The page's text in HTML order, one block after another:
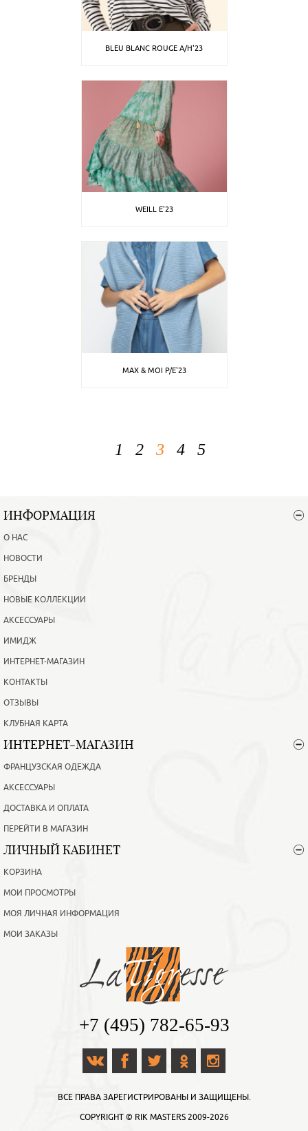
BLEU BLANC ROUGE A/H'23
WEILL E'23
MAX & MOI P/E'23
1 2 3 4 5
ИНФОРМАЦИЯ
О НАС
НОВОСТИ
БРЕНДЫ
НОВЫЕ КОЛЛЕКЦИИ
АКСЕССУАРЫ
ИМИДЖ
ИНТЕРНЕТ-МАГАЗИН
КОНТАКТЫ
ОТЗЫВЫ
КЛУБНАЯ КАРТА
ИНТЕРНЕТ-МАГАЗИН
ФРАНЦУЗСКАЯ ОДЕЖДА
АКСЕССУАРЫ
ДОСТАВКА И ОПЛАТА
ПЕРЕЙТИ В МАГАЗИН
ЛИЧНЫЙ КАБИНЕТ
КОРЗИНА
МОИ ПРОСМОТРЫ
МОЯ ЛИЧНАЯ ИНФОРМАЦИЯ
МОИ ЗАКАЗЫ
+7 (495) 782-65-93
ВСЕ ПРАВА ЗАРЕГИСТРИРОВАНЫ И ЗАЩИЩЕНЫ.
COPYRIGHT © RIK MASTERS2009-2026